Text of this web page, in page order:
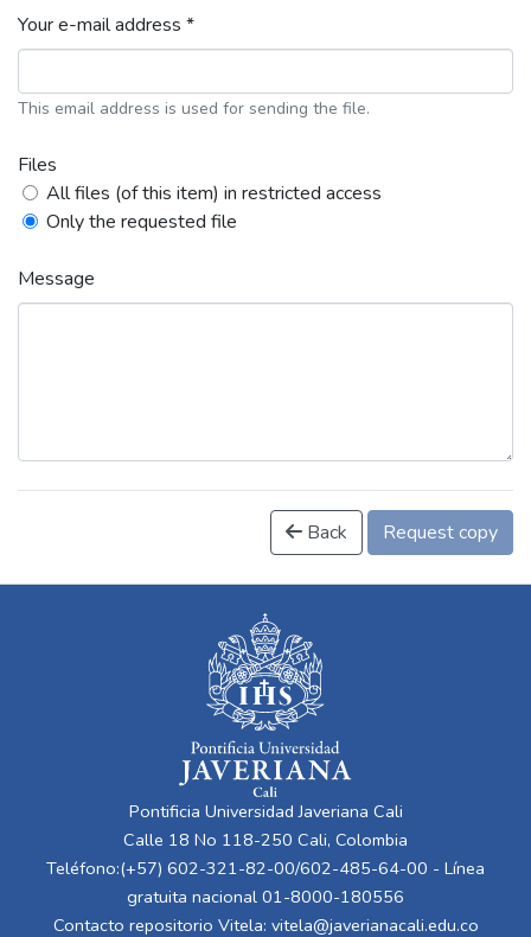
Your e-mail address *
This email address is used for sending the file.
Files
All files (of this item) in restricted access
Only the requested file
Message
Back Request copy
Pontificia Universidad Javeriana Cali
Calle 18 No 118-250 Cali, Colombia
Teléfono:(+57) 602-321-82-00/602-485-64-00 - Línea
gratuita nacional 01-8000-180556
Contacto repositorio Vitela: vitela@javerianacali.edu.co